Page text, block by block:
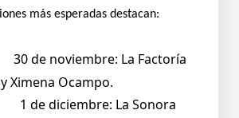
más esperadas destacan:
30 de noviembre: La Factoría
y Ximena Ocampo.
1 de diciembre: La Sonora